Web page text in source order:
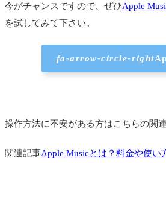
24田舎の生活
28日々
今がチャンスですので、ぜひApple
を試してみて下さい。
fa-arrow-circle-right
操作方法に不安がある方はこちらの関
関連記事Apple Musicとは？料金や使い